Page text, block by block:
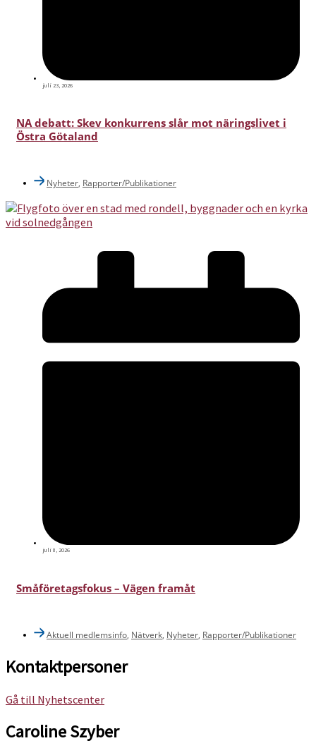
juli 23, 2026
NA debatt: Skev konkurrens slår mot näringslivet i
Östra Götaland
Nyheter, Rapporter/Publikationer
juli 8, 2026
Småföretagsfokus – Vägen framåt
Aktuell medlemsinfo, Nätverk, Nyheter, Rapporter/Publikationer
Kontaktpersoner
Gå till Nyhetscenter
Caroline Szyber